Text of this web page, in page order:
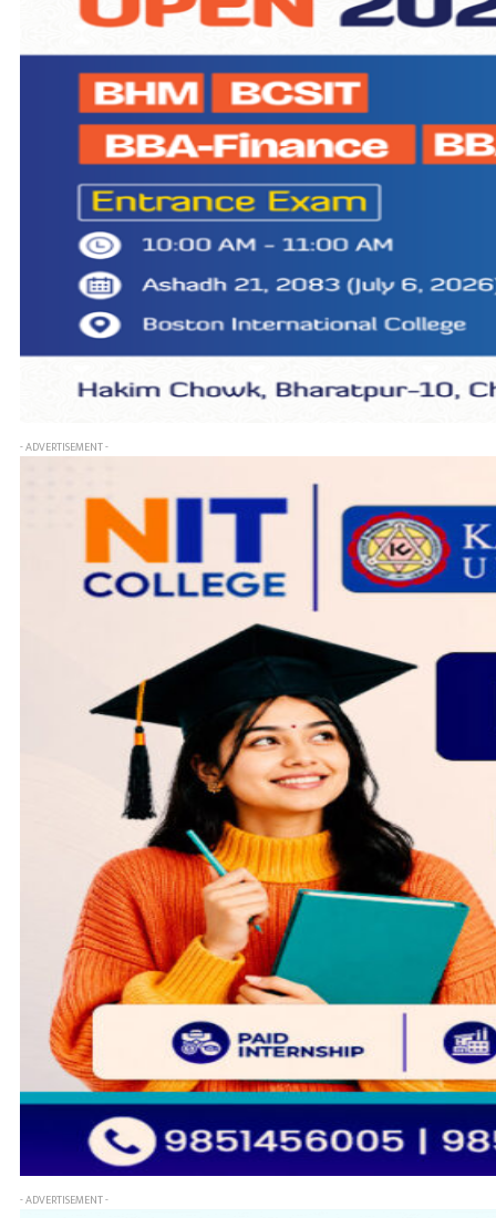
- ADVERTISEMENT -
- ADVERTISEMENT -